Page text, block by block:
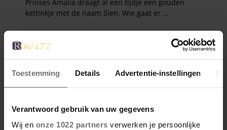
Toestemming Details Advertentie-instellingen
Verantwoord gebruik van uw gegevens
Wij en onze 1022 partners verwerken je persoonlijke